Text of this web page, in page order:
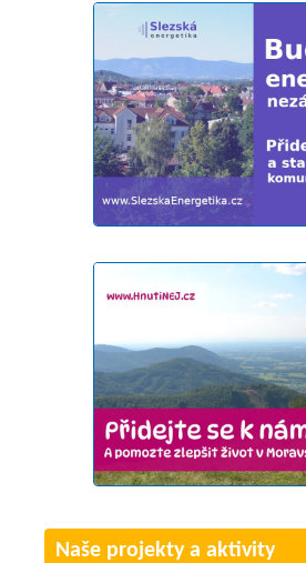
Naše projekty a aktivity